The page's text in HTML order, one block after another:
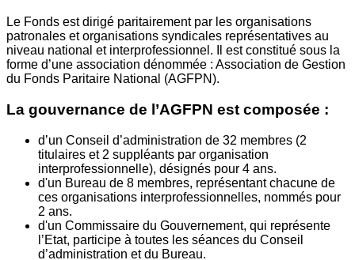
Le Fonds est dirigé paritairement par les organisations
patronales et organisations syndicales représentatives au
niveau national et interprofessionnel. Il est constitué sous la
forme d’une association dénommée : Association de Gestion
du Fonds Paritaire National (AGFPN).
La gouvernance de l’AGFPN est composée :
d’un Conseil d’administration de 32 membres (2
titulaires et 2 suppléants par organisation
interprofessionnelle), désignés pour 4 ans.
d'un Bureau de 8 membres, représentant chacune de
ces organisations interprofessionnelles, nommés pour
2 ans.
d'un Commissaire du Gouvernement, qui représente
l’Etat, participe à toutes les séances du Conseil
d’administration et du Bureau.